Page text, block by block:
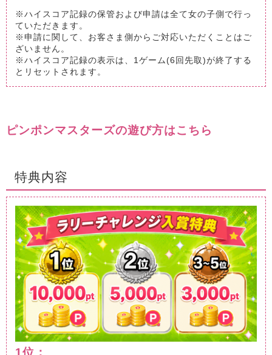
※ハイスコア記録の保管および申請は全て女の子側で行っ
ていただきます。
※申請に関して、お客さま側からご対応いただくことはご
ざいません。
※ハイスコア記録の表示は、1ゲーム(6回先取)が終了する
とリセットされます。
ピンポンマスターズの遊び方はこちら
特典内容
1位：